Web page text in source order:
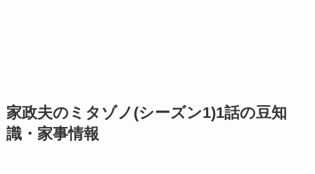
家政夫のミタゾノ(シーズン1)1話の豆知
識・家事情報